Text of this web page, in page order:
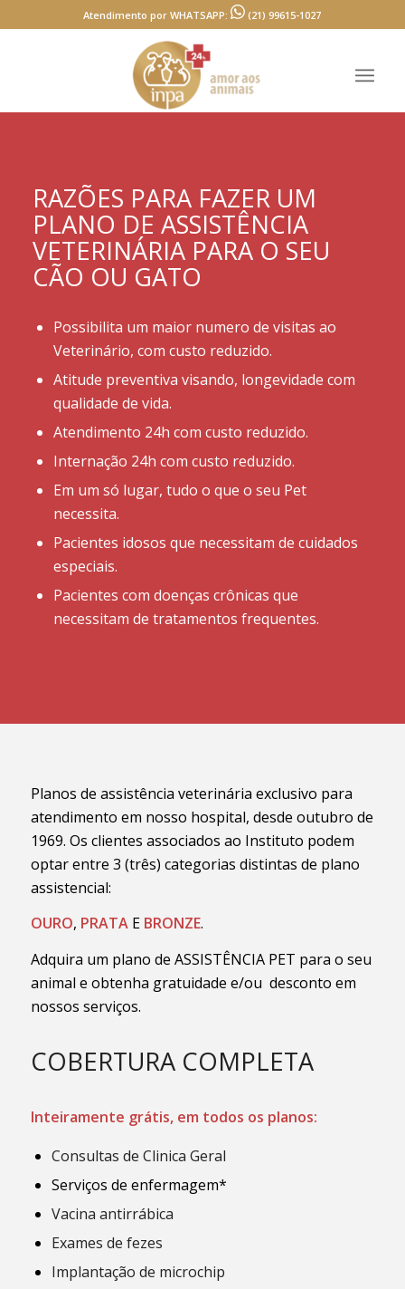
Atendimento por WHATSAPP: (21) 99615-1027
RAZÕES PARA FAZER UM
PLANO DE ASSISTÊNCIA
VETERINÁRIA PARA O SEU
CÃO OU GATO
Possibilita um maior numero de visitas ao
Veterinário, com custo reduzido.
Atitude preventiva visando, longevidade com
qualidade de vida.
Atendimento 24h com custo reduzido.
Internação 24h com custo reduzido.
Em um só lugar, tudo o que o seu Pet
necessita.
Pacientes idosos que necessitam de cuidados
especiais.
Pacientes com doenças crônicas que
necessitam de tratamentos frequentes.
Planos de assistência veterinária exclusivo para
atendimento em nosso hospital, desde outubro de
1969. Os clientes associados ao Instituto podem
optar entre 3 (três) categorias distintas de plano
assistencial:
OURO, PRATAE BRONZE.
Adquira um plano de ASSISTÊNCIA PET para o seu
animal e obtenha gratuidade e/ou desconto em
nossos serviços.
COBERTURA COMPLETA
Inteiramente grátis, em todos os planos:
Consultas de Clinica Geral
Serviços de enfermagem*
Vacina antirrábica
Exames de fezes
Implantação de microchip